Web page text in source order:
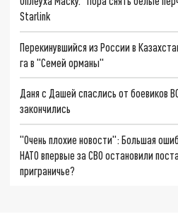
Starlink
Перекинувшийся из России в
га в "Семей орманы"
Даня с Дашей спаслись от боевиков
закончились
"Очень плохие новости": Большая
НАТО впервые за СВО остановили
приграничье?